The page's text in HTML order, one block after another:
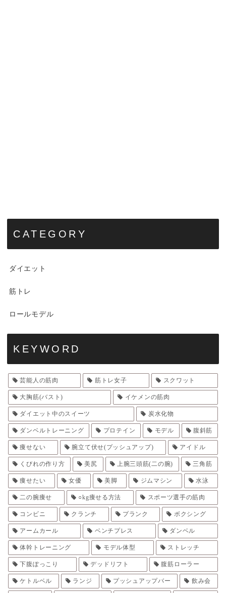
CATEGORY
ダイエット
筋トレ
ロールモデル
KEYWORD
芸能人の筋肉 筋トレ女子 スクワット
大胸筋(バスト) イケメンの筋肉
ダイエット中のスイーツ 炭水化物
ダンベルトレーニング プロテイン モデル 腹斜筋
痩せない 腕立て伏せ(プッシュアップ) アイドル
くびれの作り方 美尻 上腕三頭筋(二の腕) 三角筋
痩せたい 女優 美脚 ジムマシン 水泳
二の腕痩せ ○kg痩せる方法 スポーツ選手の筋肉
コンビニ クランチ プランク ボクシング
アームカール ベンチプレス ダンベル
体幹トレーニング モデル体型 ストレッチ
下腹ぽっこり デッドリフト 腹筋ローラー
ケトルベル ランジ プッシュアップバー 飲み会